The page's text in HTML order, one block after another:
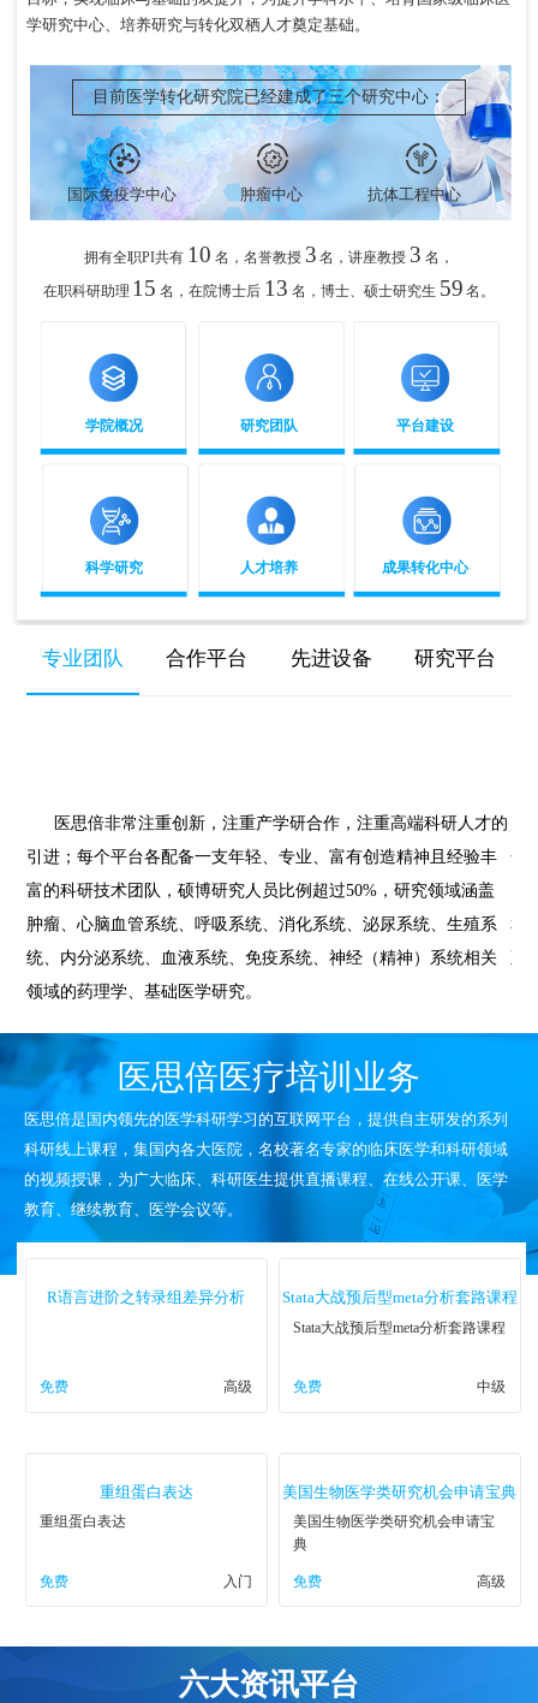
学研究中心、培养研究与转化双栖人才奠定基础。
目前医学转化研究院已经建成了三个研究中心：
国际免疫学中心 肿瘤中心 抗体工程中心
拥有全职PI共有 10 名，名誉教授 3 名，讲座教授 3 名，
在职科研助理 15 名，在院博士后 13 名，博士、硕士研究生 59 名。
学院概况 研究团队 平台建设
科学研究 人才培养 成果转化中心
专业团队 合作平台 先进设备 研究平台
医思倍非常注重创新，注重产学研合作，注重高端科研人才的
引进；每个平台各配备一支年轻、专业、富有创造精神且经验丰
富的科研技术团队，硕博研究人员比例超过50%，研究领域涵盖
肿瘤、心脑血管系统、呼吸系统、消化系统、泌尿系统、生殖系
统、内分泌系统、血液系统、免疫系统、神经（精神）系统相关
领域的药理学、基础医学研究。
合
和
医思倍医疗培训业务
医思倍是国内领先的医学科研学习的互联网平台，提供自主研发的系列
科研线上课程，集国内各大医院，名校著名专家的临床医学和科研领域
的视频授课，为广大临床、科研医生提供直播课程、在线公开课、医学
教育、继续教育、医学会议等。
R语言进阶之转录组差异分析
免费 高级
Stata大战预后型meta分析套路课程
Stata大战预后型meta分析套路课程
免费 中级
重组蛋白表达
重组蛋白表达
免费 入门
美国生物医学类研究机会申请宝典
美国生物医学类研究机会申请宝
典
免费 高级
六大资讯平台